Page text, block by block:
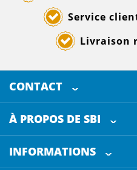
Service
Livraison
CONTACT
SELECTED BREWING
Doornhoek 3880
5465 TBVeghel
Les Pays-Bas
À PROPOS DE SBI
INFORMATIONS